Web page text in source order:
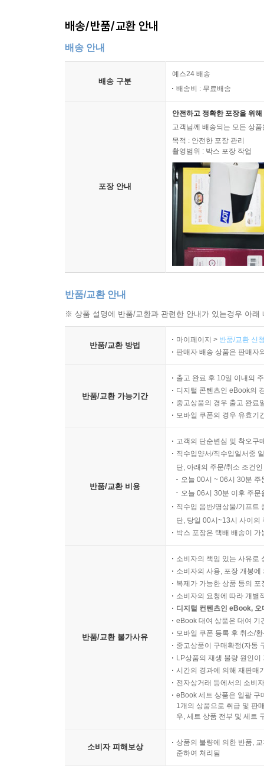
배송/반품/교환 안내
배송 안내
배송 구분
예스24 배송
배송비 : 무료배송
포장 안내
안전하고 정확한 포장을 위
고객님께 배송되는 모든 상
목적 : 안전한 포장 관리
촬영범위 : 박스 포장 작업
반품/교환 안내
※ 상품 설명에 반품/교환과 관련한 안내가 있는경우 아
반품/교환 방법
마이페이지 > 반품/교환 신
판매자 배송 상품은 판매자
반품/교환 가능기간
출고 완료 후 10일 이내의
디지털 콘텐츠인 eBook의
중고상품의 경우 출고 완료
모바일 쿠폰의 경우 유효기
반품/교환 비용
고객의 단순변심 및 착오구
직수입양서/직수입일서중
단, 아래의 주문/취소 조건
오늘 00시 ~ 06시 30분
오늘 06시 30분 이후 주
직수입 음반/영상물/기프트
단, 당일 00시~13시 사이의
박스 포장은 택배 배송이
반품/교환 불가사유
소비자의 책임 있는 사유로
소비자의 사용, 포장 개봉
복제가 가능한 상품 등의
소비자의 요청에 따라 개별
디지털 컨텐츠인 eBook,
eBook 대여 상품은 대여 기
모바일 쿠폰 등록 후 취소/
중고상품이 구매확정(자동
LP상품의 재생 불량 원인
시간의 경과에 의해 재판매
전자상거래 등에서의 소비
eBook 세트 상품은 일괄 구
1개의 상품으로 취급 및 판
우, 세트 상품 전부 및 세트
소비자 피해보상
상품의 불량에 의한 반품,
준하여 처리됨